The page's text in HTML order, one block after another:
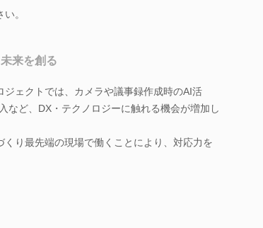
。
来を創る
ェクトでは、カメラや議事録作成時のAI活
など、DX・テクノロジーに触れる機会が増加し
り最先端の現場で働くことにより、対応力を